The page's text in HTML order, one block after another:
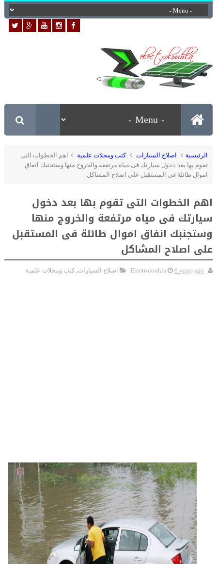
الرئيسية اصلاح السيارات كتب ومجلات علمية
اهم الخطوات التى
تقوم بها بعد دخول سيارتك فى مياه مرتفعة والخروج منها وستجنبك انفاق
اموال طائلة فى المستقبل على اصلاح المشاكل
اهم الخطوات التى تقوم بها بعد دخول
سيارتك فى مياه مرتفعة والخروج منها
وستجنبك انفاق اموال طائلة فى المستقبل
على اصلاح المشاكل
Electrolouhla 6 years ago اصلاح السيارات, كتب ومجلات علمية